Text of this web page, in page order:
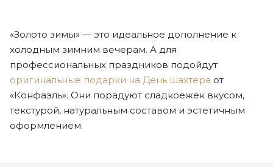
«Золото зимы» — это идеальное дополнение к
холодным зимним вечерам. А для
профессиональных праздников подойдут
оригинальные подарки на День шахтера от
«Конфаэль». Они порадуют сладкоежек вкусом,
текстурой, натуральным составом и эстетичным
оформлением.